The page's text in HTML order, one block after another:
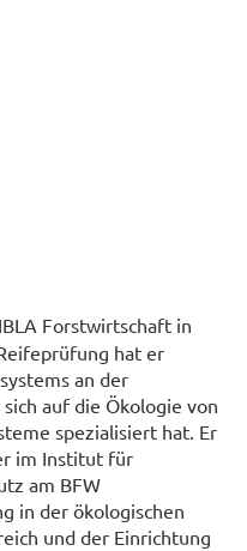
Forstwirtschaft in
hat er
an der
auf die Ökologie von
spezialisiert hat. Er
im Institut für
am BFW
in der ökologischen
und der Einrichtung